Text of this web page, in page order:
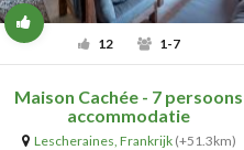
12 1-7
Maison Cachée - 7 persoons
accommodatie
Lescheraines, Frankrijk (+51.3km)